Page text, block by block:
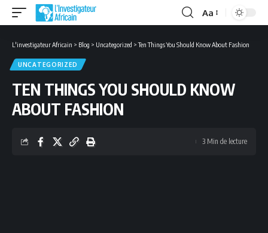
Font
Aa
L'investigateur Africain > Blog > Uncategorized >Ten Things You Should Know About Fashion
UNCATEGORIZED
TEN THINGS YOU SHOULD KNOW
ABOUT FASHION
3 Min de lecture